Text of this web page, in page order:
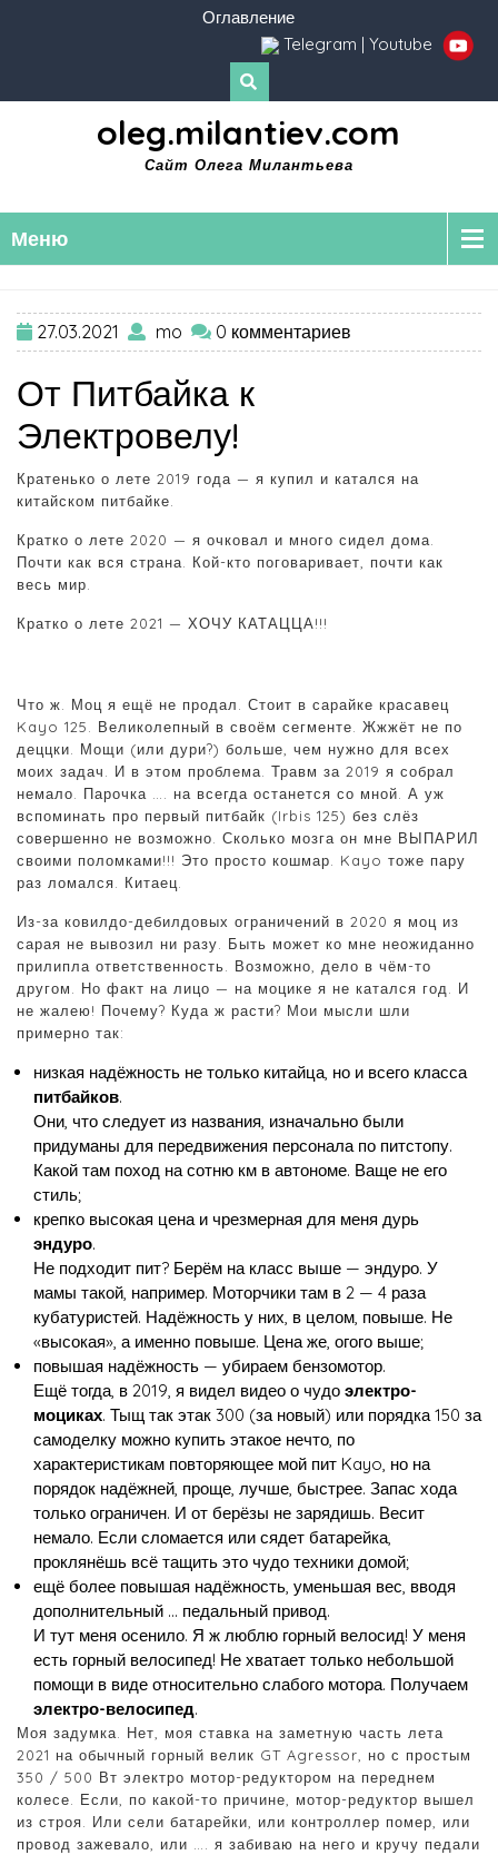
Оглавление
Telegram | Youtube
oleg.milantiev.com
Сайт Олега Милантьева
Меню
27.03.2021 mo 0 комментариев
От Питбайка к
Электровелу!
Кратенько о лете 2019 года — я купил и катался на
китайском питбайке.
Кратко о лете 2020 — я очковал и много сидел дома.
Почти как вся страна. Кой-кто поговаривает, почти как
весь мир.
Кратко о лете 2021 — ХОЧУ КАТАЦЦА!!!
Что ж. Моц я ещё не продал. Стоит в сарайке красавец
Kayo 125. Великолепный в своём сегменте. Жжжёт не по
деццки. Мощи (или дури?) больше, чем нужно для всех
моих задач. И в этом проблема. Травм за 2019 я собрал
немало. Парочка …. на всегда останется со мной. А уж
вспоминать про первый питбайк (Irbis 125) без слёз
совершенно не возможно. Сколько мозга он мне ВЫПАРИЛ
своими поломками!!! Это просто кошмар. Kayo тоже пару
раз ломался. Китаец.
Из-за ковилдо-дебилдовых ограничений в 2020 я моц из
сарая не вывозил ни разу. Быть может ко мне неожиданно
прилипла ответственность. Возможно, дело в чём-то
другом. Но факт на лицо — на моцике я не катался год. И
не жалею! Почему? Куда ж расти? Мои мысли шли
примерно так:
низкая надёжность не только китайца, но и всего класса
питбайков.
Они, что следует из названия, изначально были
придуманы для передвижения персонала по питстопу.
Какой там поход на сотню км в автономе. Ваще не его
стиль;
крепко высокая цена и чрезмерная для меня дурь
эндуро.
Не подходит пит? Берём на класс выше — эндуро. У
мамы такой, например. Моторчики там в 2 — 4 раза
кубатуристей. Надёжность у них, в целом, повыше. Не
«высокая», а именно повыше. Цена же, огого выше;
повышая надёжность — убираем бензомотор.
Ещё тогда, в 2019, я видел видео о чудо электро-
моциках. Тыщ так этак 300 (за новый) или порядка 150 за
самоделку можно купить этакое нечто, по
характеристикам повторяющее мой пит Kayo, но на
порядок надёжней, проще, лучше, быстрее. Запас хода
только ограничен. И от берёзы не зарядишь. Весит
немало. Если сломается или сядет батарейка,
проклянёшь всё тащить это чудо техники домой;
ещё более повышая надёжность, уменьшая вес, вводя
дополнительный … педальный привод.
И тут меня осенило. Я ж люблю горный велосид! У меня
есть горный велосипед! Не хватает только небольшой
помощи в виде относительно слабого мотора. Получаем
электро-велосипед.
Моя задумка. Нет, моя ставка на заметную часть лета
2021 на обычный горный велик GT Agressor, но с простым
350 / 500 Вт электро мотор-редуктором на переднем
колесе. Если, по какой-то причине, мотор-редуктор вышел
из строя. Или сели батарейки, или контроллер помер, или
провод зажевало, или …. я забиваю на него и кручу педали